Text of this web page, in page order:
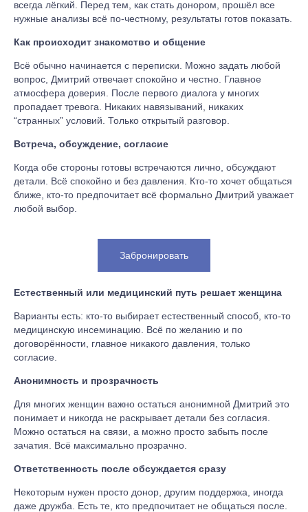
всегда лёгкий. Перед тем, как стать донором, прошёл все
нужные анализы всё по-честному, результаты готов показать.
Как происходит знакомство и общение
Всё обычно начинается с переписки. Можно задать любой
вопрос, Дмитрий отвечает спокойно и честно. Главное
атмосфера доверия. После первого диалога у многих
пропадает тревога. Никаких навязываний, никаких
“странных” условий. Только открытый разговор.
Встреча, обсуждение, согласие
Когда обе стороны готовы встречаются лично, обсуждают
детали. Всё спокойно и без давления. Кто-то хочет общаться
ближе, кто-то предпочитает всё формально Дмитрий уважает
любой выбор.
Забронировать
Естественный или медицинский путь решает женщина
Варианты есть: кто-то выбирает естественный способ, кто-то
медицинскую инсеминацию. Всё по желанию и по
договорённости, главное никакого давления, только
согласие.
Анонимность и прозрачность
Для многих женщин важно остаться анонимной Дмитрий это
понимает и никогда не раскрывает детали без согласия.
Можно остаться на связи, а можно просто забыть после
зачатия. Всё максимально прозрачно.
Ответственность после обсуждается сразу
Некоторым нужен просто донор, другим поддержка, иногда
даже дружба. Есть те, кто предпочитает не общаться после.